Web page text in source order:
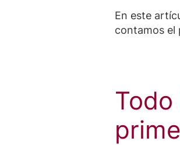
En este
contamos el